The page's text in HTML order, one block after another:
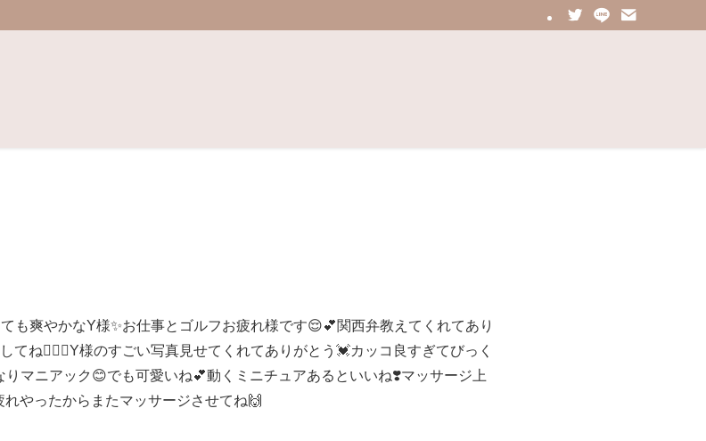
も爽やかなY様✨お仕事とゴルフお疲れ様です😌💕関西弁教えてくれてあり
ね🙋‍♀️✨Y様のすごい写真見せてくれてありがとう💓カッコ良すぎてびっく
マニアック😊でも可愛いね💕動くミニチュアあるといいね❣️マッサージ上
やったからまたマッサージさせてね🙌